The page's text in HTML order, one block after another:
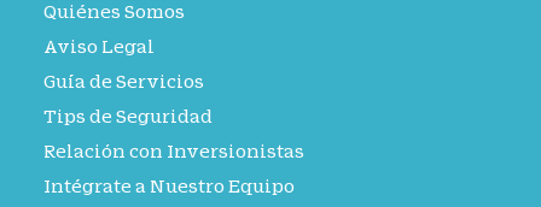
Quiénes Somos
Aviso Legal
Guía de Servicios
Tips de Seguridad
Relación con Inversionistas
Intégrate a Nuestro Equipo